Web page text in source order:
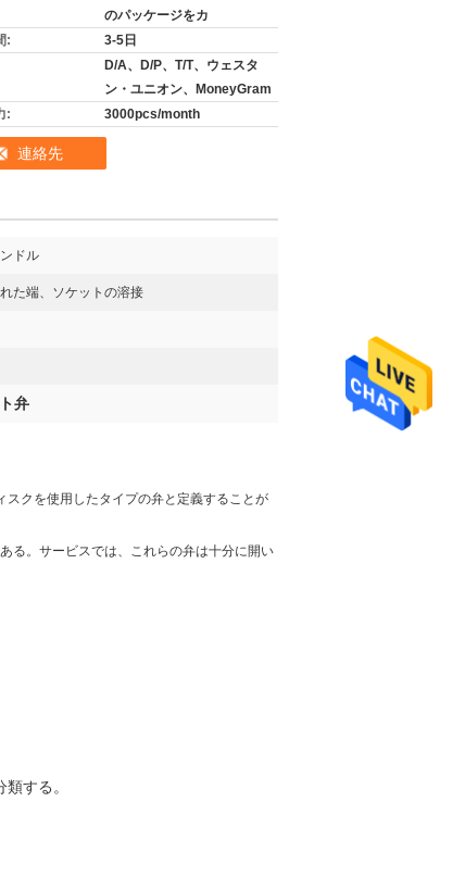
のパッケージをカ
:
3-5日
D/A、D/P、T/T、ウェスタ
ン・ユニオン、MoneyGram
:
3000pcs/month
連絡先
ドル
た端、ソケットの溶接
弁
クを使用したタイプの弁と定義することが
る。サービスでは、これらの弁は十分に開い
する。